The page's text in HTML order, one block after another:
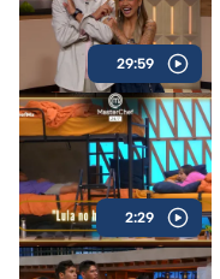
29:59
2:29